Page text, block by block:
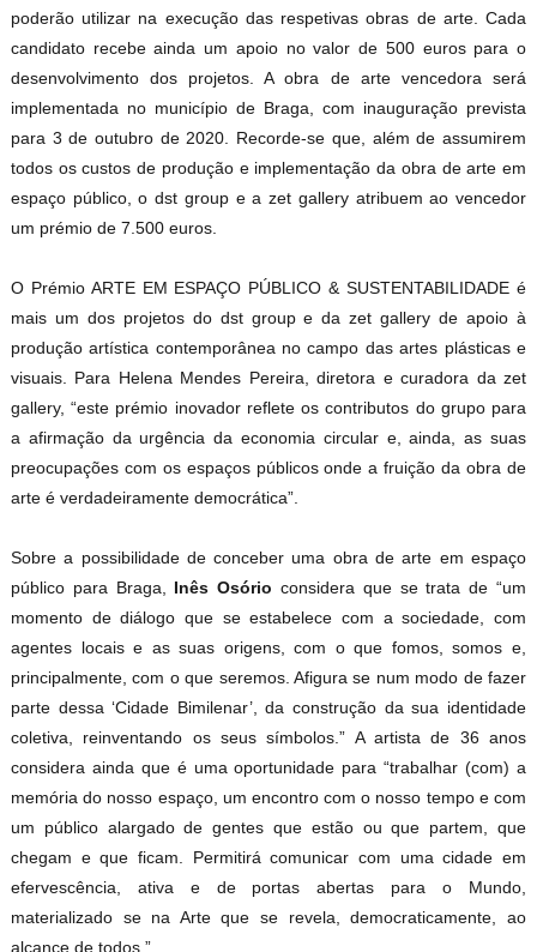
poderão utilizar na execução das respetivas obras de arte. Cada
candidato recebe ainda um apoio no valor de 500 euros para o
desenvolvimento dos projetos. A obra de arte vencedora será
implementada no município de Braga, com inauguração prevista
para 3 de outubro de 2020. Recorde-se que, além de assumirem
todos os custos de produção e implementação da obra de arte em
espaço público, o dst group e a zet gallery atribuem ao vencedor
um prémio de 7.500 euros.
O Prémio ARTE EM ESPAÇO PÚBLICO & SUSTENTABILIDADE é
mais um dos projetos do dst group e da zet gallery de apoio à
produção artística contemporânea no campo das artes plásticas e
visuais. Para Helena Mendes Pereira, diretora e curadora da zet
gallery, “este prémio inovador reflete os contributos do grupo para
a afirmação da urgência da economia circular e, ainda, as suas
preocupações com os espaços públicos onde a fruição da obra de
arte é verdadeiramente democrática”.
Sobre a possibilidade de conceber uma obra de arte em espaço
público para Braga, Inês Osório considera que se trata de “um
momento de diálogo que se estabelece com a sociedade, com
agentes locais e as suas origens, com o que fomos, somos e,
principalmente, com o que seremos. Afigura se num modo de fazer
parte dessa ‘Cidade Bimilenar’, da construção da sua identidade
coletiva, reinventando os seus símbolos.” A artista de 36 anos
considera ainda que é uma oportunidade para “trabalhar (com) a
memória do nosso espaço, um encontro com o nosso tempo e com
um público alargado de gentes que estão ou que partem, que
chegam e que ficam. Permitirá comunicar com uma cidade em
efervescência, ativa e de portas abertas para o Mundo,
materializado se na Arte que se revela, democraticamente, ao
alcance de todos.”